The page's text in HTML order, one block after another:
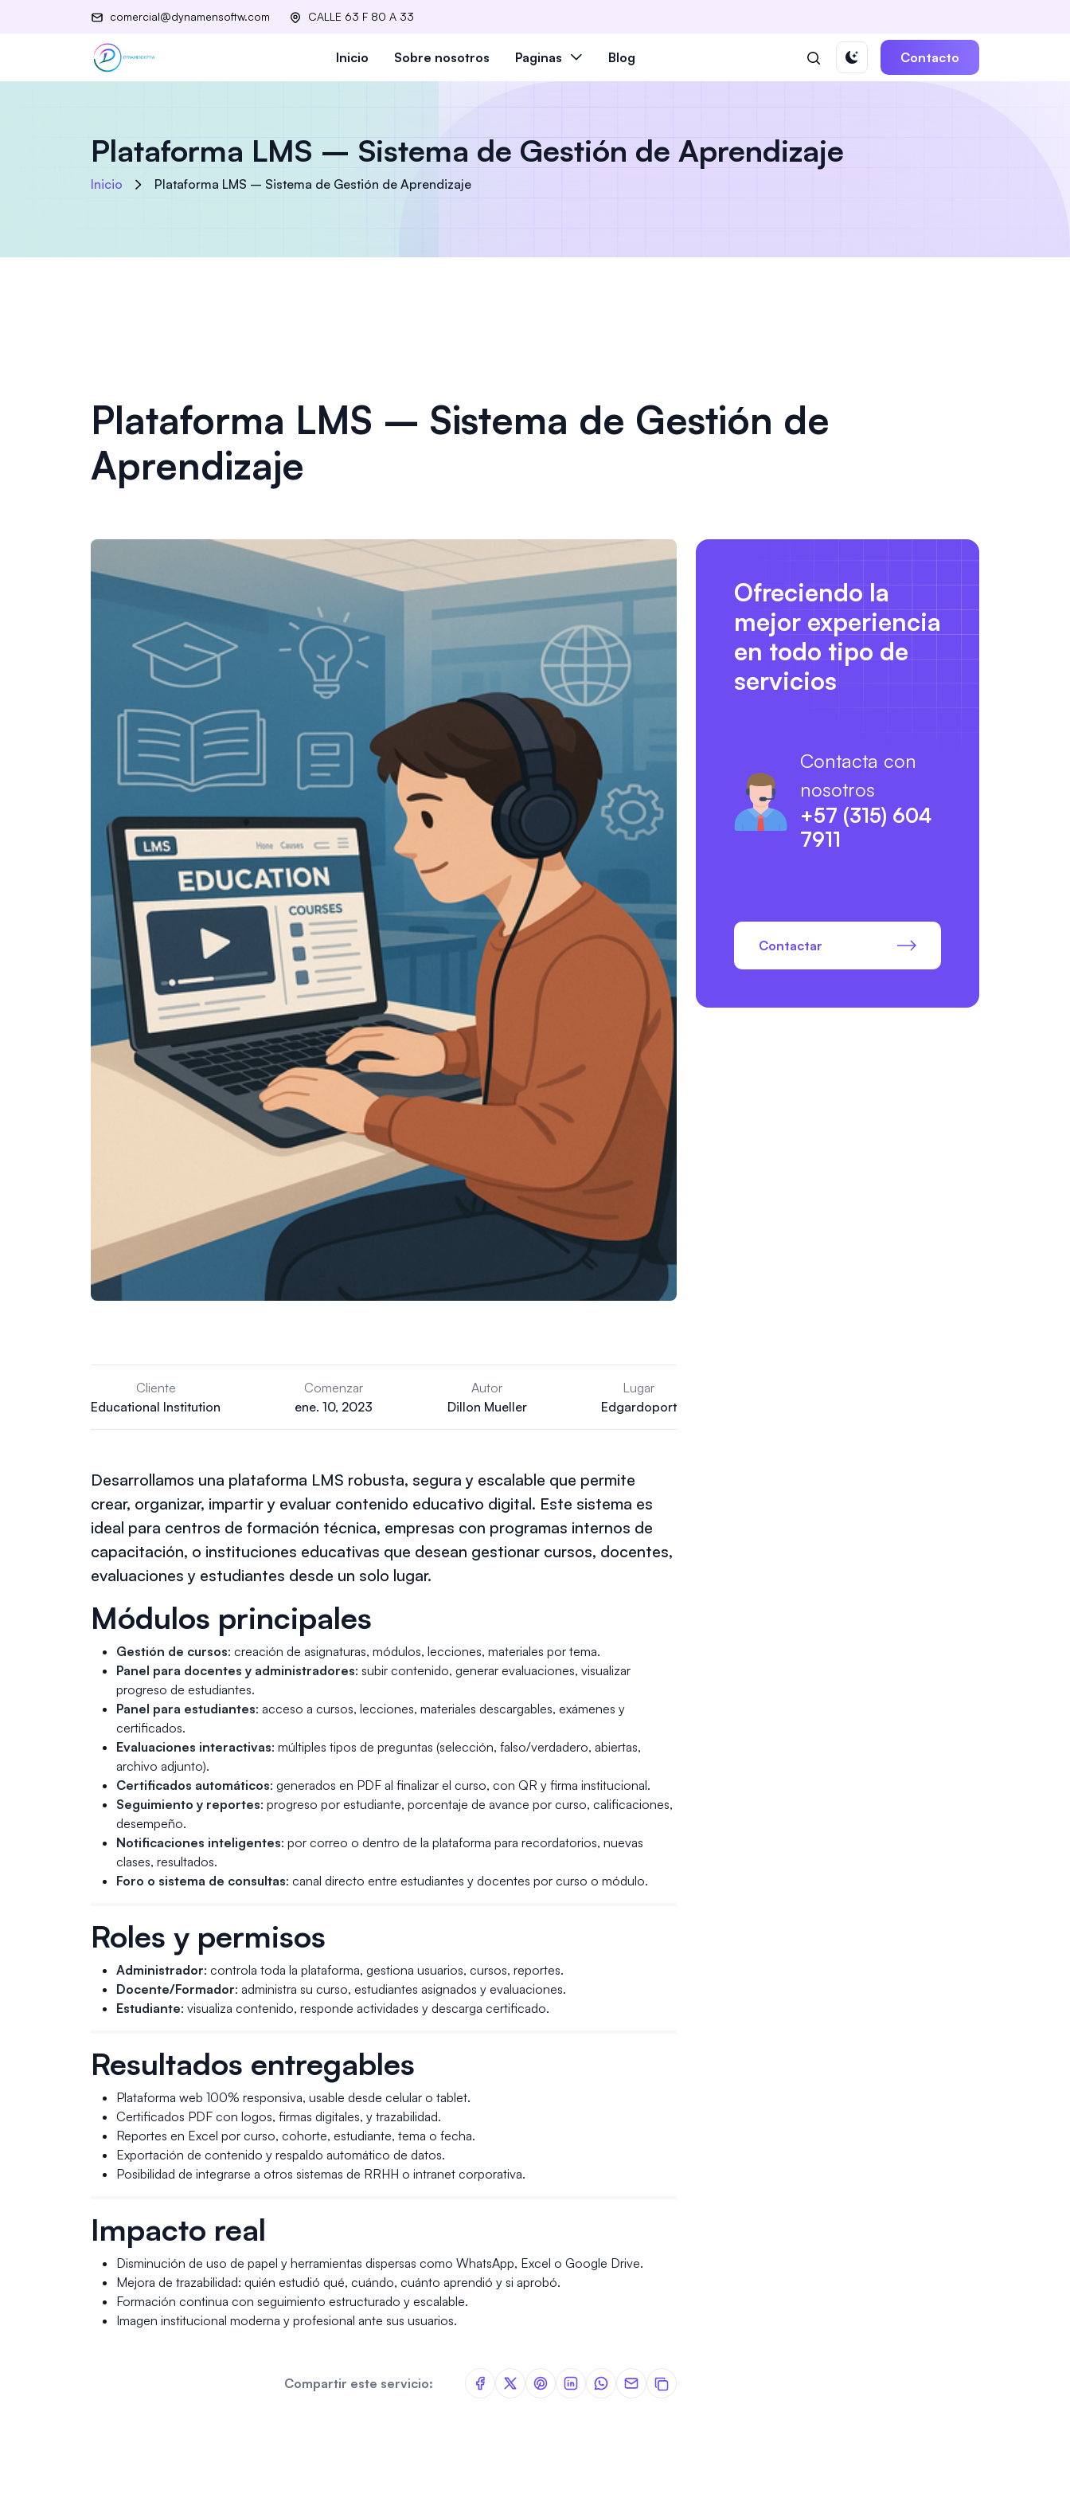
comercial@dynamensoftw.com CALLE 63 F 80 A 33
Inicio Sobre nosotros Paginas Blog Contacto
Plataforma LMS – Sistema de Gestión de Aprendizaje
Inicio Plataforma LMS – Sistema de Gestión de Aprendizaje
Plataforma LMS – Sistema de Gestión de
Aprendizaje
Cliente
Educational Institution
Comenzar
ene. 10, 2023
Autor
Dillon Mueller
Lugar
Edgardoport
Desarrollamos una plataforma LMS robusta, segura y escalable que permite
crear, organizar, impartir y evaluar contenido educativo digital. Este sistema es
ideal para centros de formación técnica, empresas con programas internos de
capacitación, o instituciones educativas que desean gestionar cursos, docentes,
evaluaciones y estudiantes desde un solo lugar.
Módulos principales
Gestión de cursos: creación de asignaturas, módulos, lecciones, materiales por tema.
Panel para docentes y administradores: subir contenido, generar evaluaciones, visualizar
progreso de estudiantes.
Panel para estudiantes: acceso a cursos, lecciones, materiales descargables, exámenes y
certificados.
Evaluaciones interactivas: múltiples tipos de preguntas (selección, falso/verdadero, abiertas,
archivo adjunto).
Certificados automáticos: generados en PDF al finalizar el curso, con QR y firma institucional.
Seguimiento y reportes: progreso por estudiante, porcentaje de avance por curso, calificaciones,
desempeño.
Notificaciones inteligentes: por correo o dentro de la plataforma para recordatorios, nuevas
clases, resultados.
Foro o sistema de consultas: canal directo entre estudiantes y docentes por curso o módulo.
Roles y permisos
Administrador: controla toda la plataforma, gestiona usuarios, cursos, reportes.
Docente/Formador: administra su curso, estudiantes asignados y evaluaciones.
Estudiante: visualiza contenido, responde actividades y descarga certificado.
Resultados entregables
Plataforma web 100% responsiva, usable desde celular o tablet.
Certificados PDF con logos, firmas digitales, y trazabilidad.
Reportes en Excel por curso, cohorte, estudiante, tema o fecha.
Exportación de contenido y respaldo automático de datos.
Posibilidad de integrarse a otros sistemas de RRHH o intranet corporativa.
Impacto real
Disminución de uso de papel y herramientas dispersas como WhatsApp, Excel o Google Drive.
Mejora de trazabilidad: quién estudió qué, cuándo, cuánto aprendió y si aprobó.
Formación continua con seguimiento estructurado y escalable.
Imagen institucional moderna y profesional ante sus usuarios.
Compartir este servicio:
Ofreciendo la
mejor experiencia
en todo tipo de
servicios
Contacta con
nosotros
+57 (315) 604
7911
Contactar